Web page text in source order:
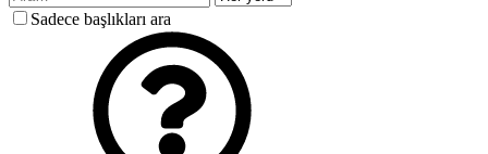
Sadece başlıkları ara